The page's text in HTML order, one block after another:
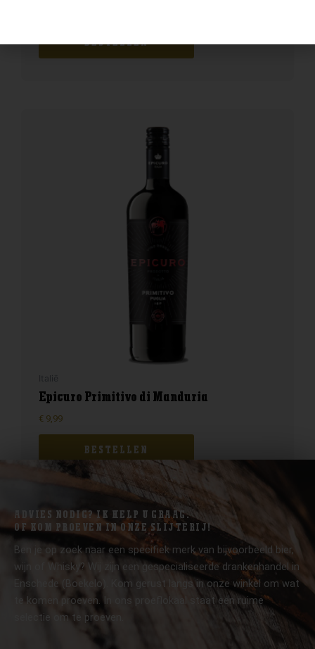
BESTELLEN
Epicuro Primitivo di Manduria
€ 9,99
BESTELLEN
ADVIES NODIG? IK HELP U GRAAG.
OF KOM PROEVEN IN ONZE SLIJTERIJ!
Ben je op zoek naar een specifiek merk van bijvoorbeeld bier,
wijn of Whisky? Wij zijn een gespecialiseerde drankenhandel in
Enschede (Boekelo). Kom gerust langs in onze winkel om wat
te komen proeven. In ons proeflokaal staat een ruime
selectie om te proeven.